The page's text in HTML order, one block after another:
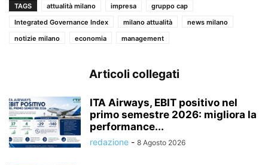
TAGS attualità milano impresa
gruppo cap
Integrated Governance Index
milano attualità
news milano
notizie milano
economia management
Articoli collegati
ITA Airways, EBIT positivo nel
primo semestre 2026: migliora la
performance...
redazione - 8 Agosto 2026